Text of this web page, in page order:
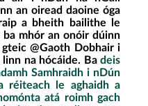
an oiread daoine óga
a bheith bailithe le
mhór an onóir dúinn
@Gaoth Dobhair i
na hócáide. Ba deis
Samhraidh i nDún
réiteach le aghaidh a
atá roimh gach